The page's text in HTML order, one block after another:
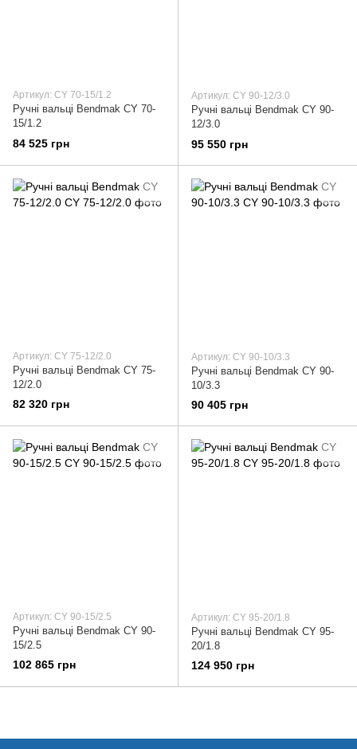
Артикул: CY 70-15/1.2
Ручні вальці Bendmak CY 70-
15/1.2
84 525 грн
Артикул: CY 90-12/3.0
Ручні вальці Bendmak CY 90-
12/3.0
95 550 грн
Артикул: CY 75-12/2.0
Ручні вальці Bendmak CY 75-
12/2.0
82 320 грн
Артикул: CY 90-10/3.3
Ручні вальці Bendmak CY 90-
10/3.3
90 405 грн
Артикул: CY 90-15/2.5
Ручні вальці Bendmak CY 90-
15/2.5
102 865 грн
Артикул: CY 95-20/1.8
Ручні вальці Bendmak CY 95-
20/1.8
124 950 грн